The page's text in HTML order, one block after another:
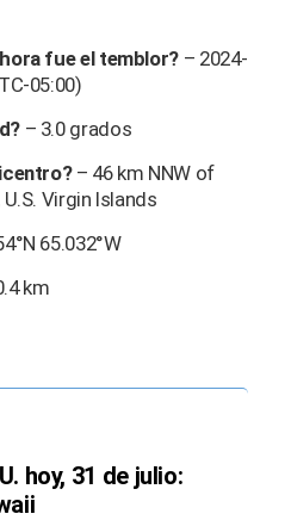
fue el temblor? – 2024-
05:00)
– 3.0 grados
– 46 km NNW of
Virgin Islands
65.032°W
km
hoy, 31 de julio: